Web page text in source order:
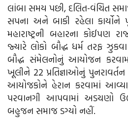
લાંબા સમય પછી, દલિત-વંચિત
સપના અને બાકી રહેલા
મહારાષ્ટ્રની બહારના કોઈપણ
જ્યારે લોકો બૌદ્ધ ધર્મ તરફ
બૌદ્ધ સંમેલનોનું આયોજન
ખૂલીને 22 પ્રતિજ્ઞાઓનું
આયોજકોને હેરાન કરવામાં
પરવાનગી આપવામાં અડચણો
બહુજન સમાજ ડગ્યો નહીં.